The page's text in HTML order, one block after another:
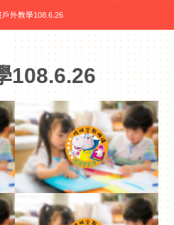
戶外教學108.6.26
108.6.26